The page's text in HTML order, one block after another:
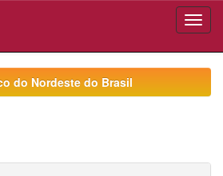
do Nordeste do Brasil